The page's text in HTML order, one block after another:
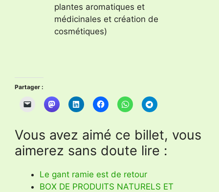
plantes aromatiques et
médicinales et création de
cosmétiques)
Partager :
Vous avez aimé ce billet, vous
aimerez sans doute lire :
Le gant ramie est de retour
BOX DE PRODUITS NATURELS ET